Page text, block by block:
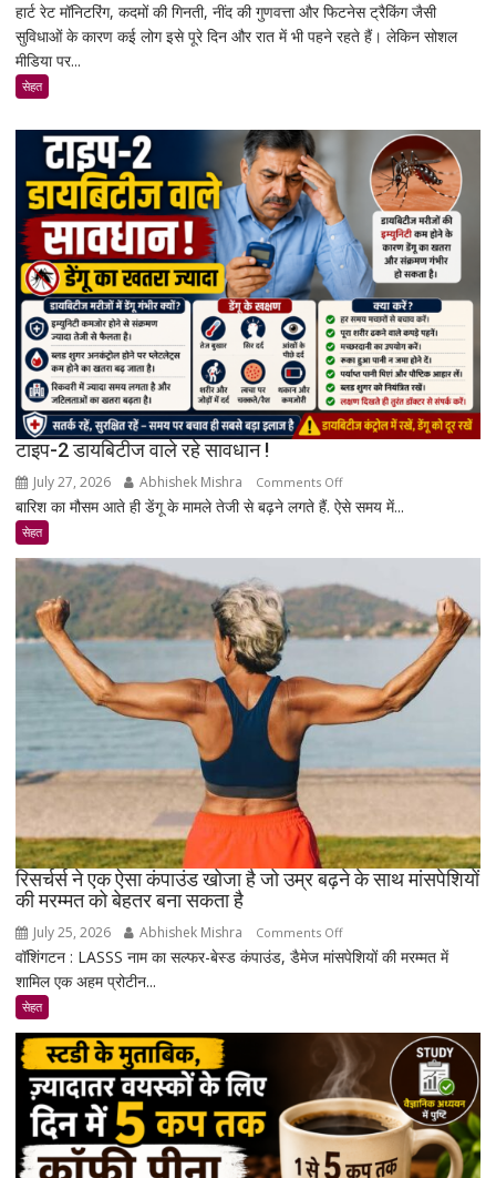
स्मार्टवॉच
पहनने
खतरा
जानिए
एक्सपर्ट
और
रिसर्च
की
पूरी
सच्चाई
हार्ट रेट मॉनिटरिंग, कदमों की गिनती, नींद की गुणवत्ता और फिटनेस ट्रैकिंग जैसी
सुविधाओं के कारण कई लोग इसे पूरे दिन और रात में भी पहने रहते हैं। लेकिन सोशल
मीडिया पर...
सेहत
टाइप-2 डायबिटीज वाले रहे सावधान !
July 27, 2026 Abhishek Mishra Comments Offon
टाइप-2
वाले
सावधान
!
बारिश का मौसम आते ही डेंगू के मामले तेजी से बढ़ने लगते हैं. ऐसे समय में...
सेहत
रिसर्चर्स ने एक ऐसा कंपाउंड खोजा है जो उम्र बढ़ने के साथ मांसपेशियों
की मरम्मत को बेहतर बना सकता है
July 25, 2026 Abhishek Mishra Comments Offon
रिसर्चर्स
कंपाउंड
खोजा
है
जो
वॉशिंगटन : LASSS नाम का सल्फर-बेस्ड कंपाउंड, डैमेज मांसपेशियों की मरम्मत में
शामिल एक अहम प्रोटीन...
सेहत